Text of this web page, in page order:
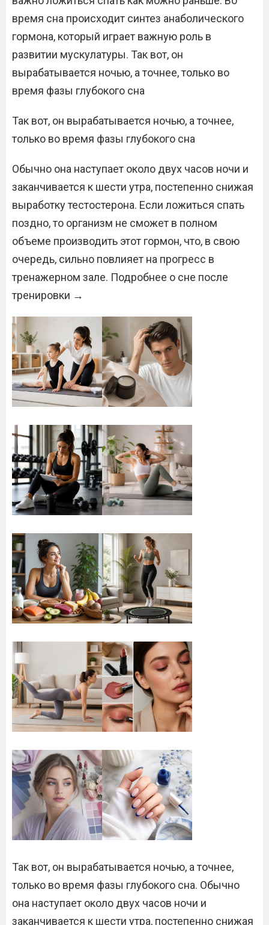
время сна происходит синтез анаболического
гормона, который играет важную роль в
развитии мускулатуры. Так вот, он
вырабатывается ночью, а точнее, только во
время фазы глубокого сна
Так вот, он вырабатывается ночью, а точнее,
только во время фазы глубокого сна
Обычно она наступает около двух часов ночи и
заканчивается к шести утра, постепенно снижая
выработку тестостерона. Если ложиться спать
поздно, то организм не сможет в полном
объеме производить этот гормон, что, в свою
очередь, сильно повлияет на прогресс в
тренажерном зале. Подробнее о сне после
тренировки →
Так вот, он вырабатывается ночью, а точнее,
только во время фазы глубокого сна. Обычно
она наступает около двух часов ночи и
заканчивается к шести утра, постепенно снижая